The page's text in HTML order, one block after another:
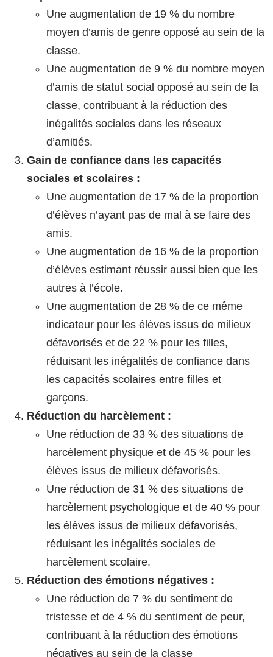
Une augmentation de 19 % du nombre
moyen d’amis de genre opposé au sein de la
classe.
Une augmentation de 9 % du nombre moyen
d’amis de statut social opposé au sein de la
classe, contribuant à la réduction des
inégalités sociales dans les réseaux
d’amitiés.
Gain de confiance dans les capacités
sociales et scolaires :
Une augmentation de 17 % de la proportion
d’élèves n’ayant pas de mal à se faire des
amis.
Une augmentation de 16 % de la proportion
d’élèves estimant réussir aussi bien que les
autres à l’école.
Une augmentation de 28 % de ce même
indicateur pour les élèves issus de milieux
défavorisés et de 22 % pour les filles,
réduisant les inégalités de confiance dans
les capacités scolaires entre filles et
garçons.
Réduction du harcèlement :
Une réduction de 33 % des situations de
harcèlement physique et de 45 % pour les
élèves issus de milieux défavorisés.
Une réduction de 31 % des situations de
harcèlement psychologique et de 40 % pour
les élèves issus de milieux défavorisés,
réduisant les inégalités sociales de
harcèlement scolaire.
Réduction des émotions négatives :
Une réduction de 7 % du sentiment de
tristesse et de 4 % du sentiment de peur,
contribuant à la réduction des émotions
négatives au sein de la classe